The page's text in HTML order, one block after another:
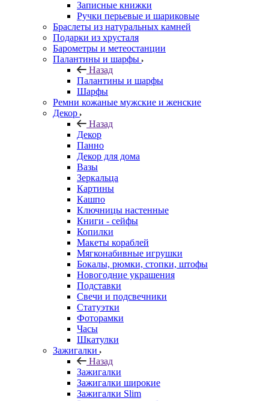
Записные книжки
Ручки перьевые и шариковые
Браслеты из натуральных камней
Подарки из хрусталя
Барометры и метеостанции
Палантины и шарфы
Назад
Палантины и шарфы
Шарфы
Ремни кожаные мужские и женские
Декор
Назад
Декор
Панно
Декор для дома
Вазы
Зеркальца
Картины
Кашпо
Ключницы настенные
Книги - сейфы
Копилки
Макеты кораблей
Мягконабивные игрушки
Бокалы, рюмки, стопки, штофы
Новогодние украшения
Подставки
Свечи и подсвечники
Статуэтки
Фоторамки
Часы
Шкатулки
Зажигалки
Назад
Зажигалки
Зажигалки широкие
Зажигалки Slim